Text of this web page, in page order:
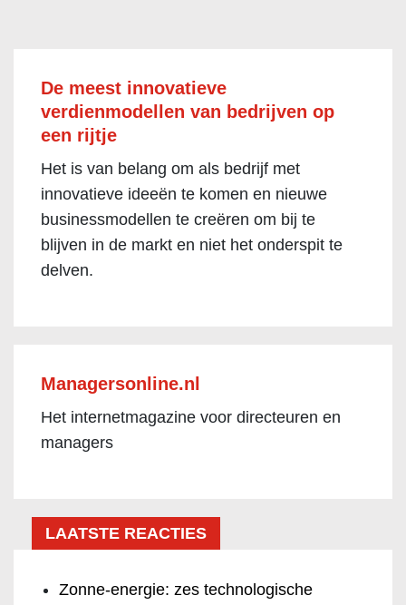
De meest innovatieve
verdienmodellen van bedrijven op
een rijtje
Het is van belang om als bedrijf met
innovatieve ideeën te komen en nieuwe
businessmodellen te creëren om bij te
blijven in de markt en niet het onderspit te
delven.
Managersonline.nl
Het internetmagazine voor directeuren en
managers
LAATSTE REACTIES
Zonne-energie: zes technologische